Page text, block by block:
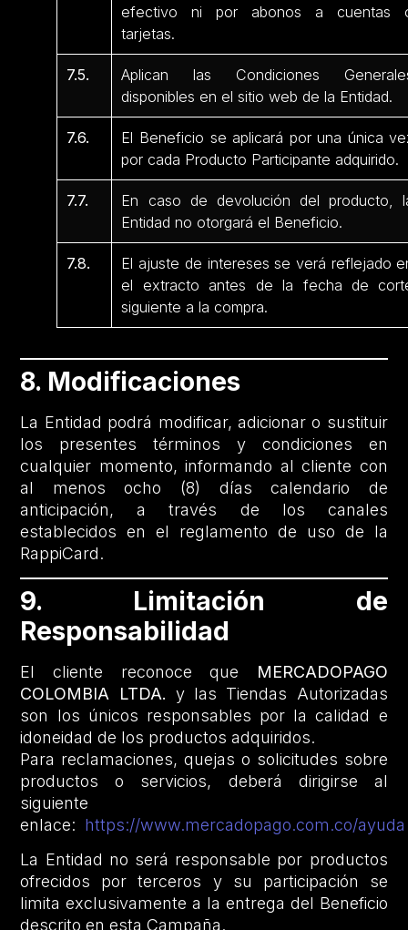
efectivo ni por abonos a cuentas
tarjetas.
7.5.
Aplican las Condiciones
disponibles en el sitio web de la Entidad.
7.6.
El Beneficio se aplicará por una única
por cada Producto Participante adquirido.
7.7.
En caso de devolución del producto,
Entidad no otorgará el Beneficio.
7.8.
El ajuste de intereses se verá reflejado
el extracto antes de la fecha de
siguiente a la compra.
8. Modificaciones
La Entidad podrá modificar, adicionar o sustituir
los presentes términos y condiciones en
cualquier momento, informando al cliente con
al menos ocho (8) días calendario de
anticipación, a través de los canales
establecidos en el reglamento de uso de la
RappiCard.
9. Limitación de
Responsabilidad
El cliente reconoce que
MERCADOPAGO
COLOMBIA LTDA. y las Tiendas Autorizadas
son los únicos responsables por la calidad e
idoneidad de los productos adquiridos.
Para reclamaciones, quejas o solicitudes sobre
productos o servicios, deberá dirigirse al
siguiente
enlace: https://www.mercadopago.com.co/ayuda
La Entidad no será responsable por productos
ofrecidos por terceros y su participación se
limita exclusivamente a la entrega del Beneficio
descrito en esta Campaña.